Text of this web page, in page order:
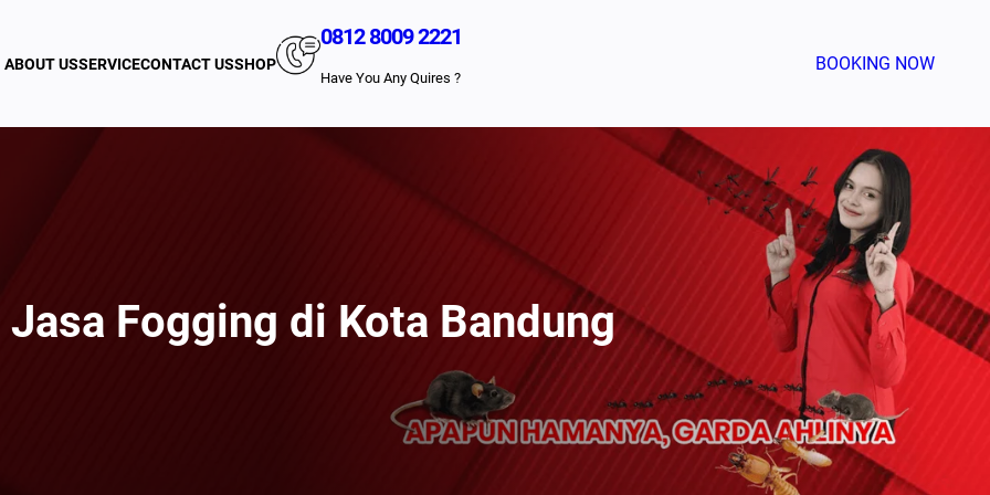
ABOUT USSERVICECONTACT USSHOP
0812 8009 2221
Have You Any Quires ?
BOOKING NOW
Jasa Fogging di Kota Bandung